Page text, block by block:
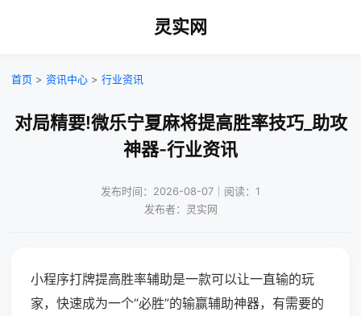
灵实网
首页 > 资讯中心 > 行业资讯
对局精要!微乐宁夏麻将提高胜率技巧_助攻
神器-行业资讯
发布时间：2026-08-07｜阅读：1
发布者：灵实网
小程序打牌提高胜率辅助是一款可以让一直输的玩
家，快速成为一个“必胜”的输赢辅助神器，有需要的